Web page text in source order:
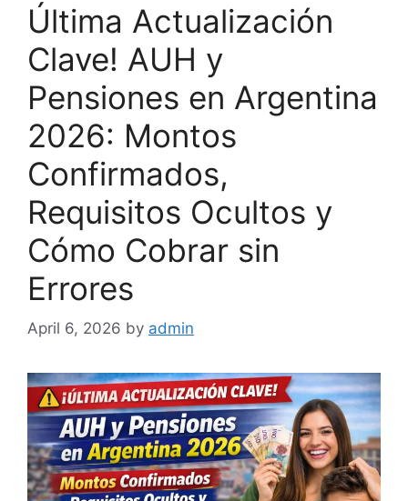
Última Actualización
Clave! AUH y
Pensiones en Argentina
2026: Montos
Confirmados,
Requisitos Ocultos y
Cómo Cobrar sin
Errores
April 6, 2026 by admin